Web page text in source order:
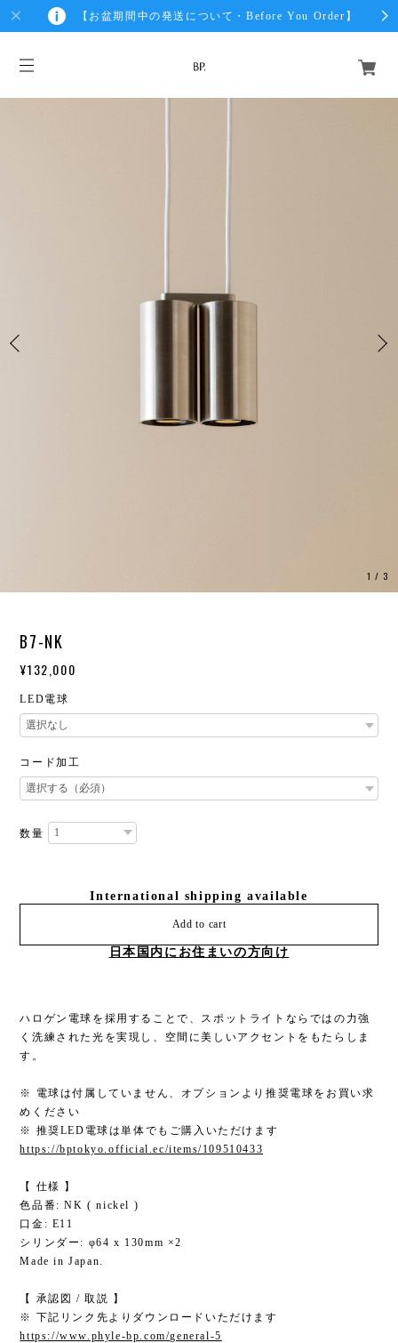
【お盆期間中の発送について・Before You Order】
1 / 3
B7-NK
¥132,000
LED電球
コード加工
数量
International shipping available
Add to cart
日本国内にお住まいの方向け
ハロゲン電球を採用することで、スポットライトならではの力強
く洗練された光を実現し、空間に美しいアクセントをもたらしま
す。
※ 電球は付属していません、オプションより推奨電球をお買い求
めください
※ 推奨LED電球は単体でもご購入いただけます
https://bptokyo.official.ec/items/109510433
【 仕様 】
色品番: NK ( nickel )
口金: E11
シリンダー: φ64 x 130mm ×2
Made in Japan.
【 承認図 / 取説 】
※ 下記リンク先よりダウンロードいただけます
https://www.phyle-bp.com/general-5